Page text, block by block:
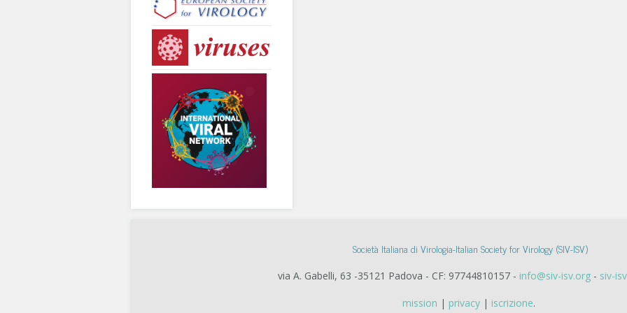
Società Italiana di Virologia-Italian Society for Virology (SIV-ISV)
via A. Gabelli, 63 -35121 Padova - CF: 97744810157 - info@siv-isv.org - siv-
mission | privacy | iscrizione.